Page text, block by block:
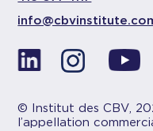
© Institut des CBV,
l’appellation